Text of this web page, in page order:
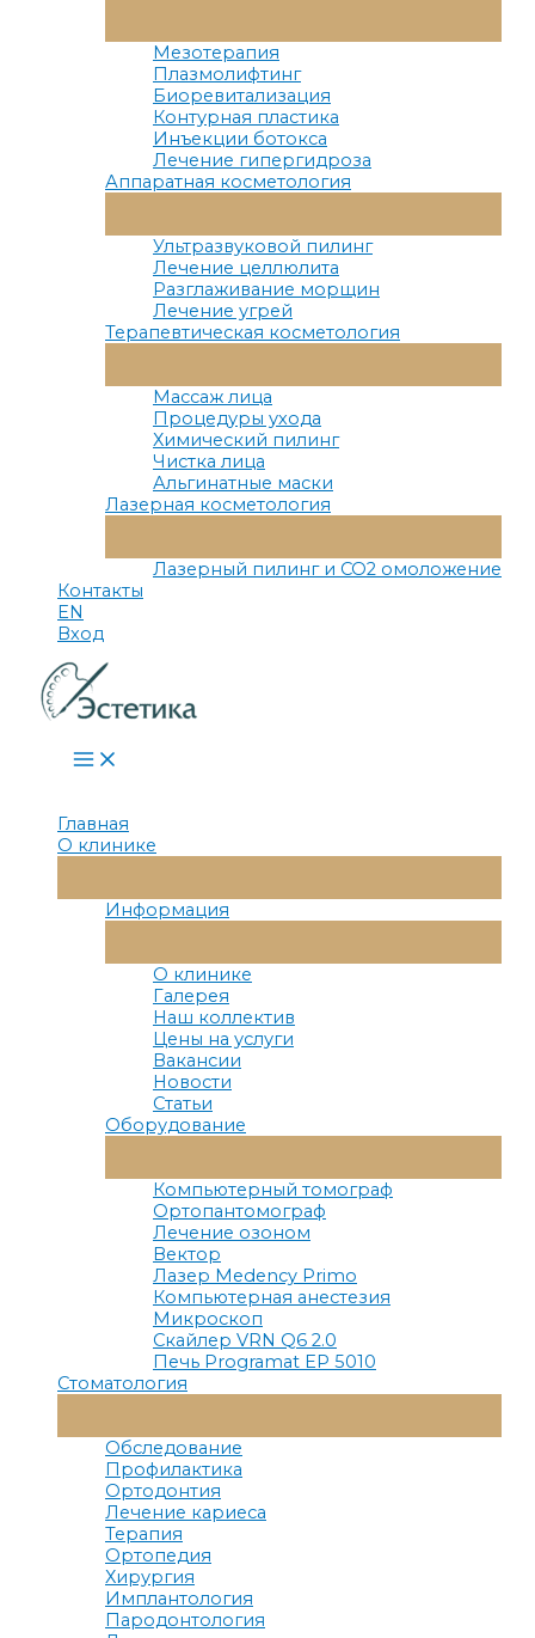
Меню
Мезотерапия
Плазмолифтинг
Биоревитализация
Контурная пластика
Инъекции ботокса
Лечение гипергидроза
Аппаратная косметология
Меню
Ультразвуковой пилинг
Лечение целлюлита
Разглаживание морщин
Лечение угрей
Терапевтическая косметология
Меню
Массаж лица
Процедуры ухода
Химический пилинг
Чистка лица
Альгинатные маски
Лазерная косметология
Меню
Лазерный пилинг и СО2 омоложение
Контакты
EN
Вход
Main
Menu
Главная
О клинике
Меню
Информация
Меню
О клинике
Галерея
Наш коллектив
Цены на услуги
Вакансии
Новости
Статьи
Оборудование
Меню
Компьютерный томограф
Ортопантомограф
Лечение озоном
Вектор
Лазер Medency Primo
Компьютерная анестезия
Микроскоп
Скайлер VRN Q6 2.0
Печь Programat EP 5010
Стоматология
Меню
Обследование
Профилактика
Ортодонтия
Лечение кариеса
Терапия
Ортопедия
Хирургия
Имплантология
Пародонтология